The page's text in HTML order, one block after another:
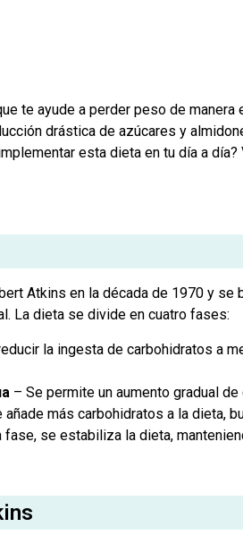
te ayude a perder peso de manera
drástica de azúcares y
esta dieta en tu día a
Atkins en la década de 1970 y
La dieta se divide en cuatro fases:
la ingesta de carbohidratos a
– Se permite un aumento gradual
añade más carbohidratos a la dieta,
fase, se estabiliza la dieta,